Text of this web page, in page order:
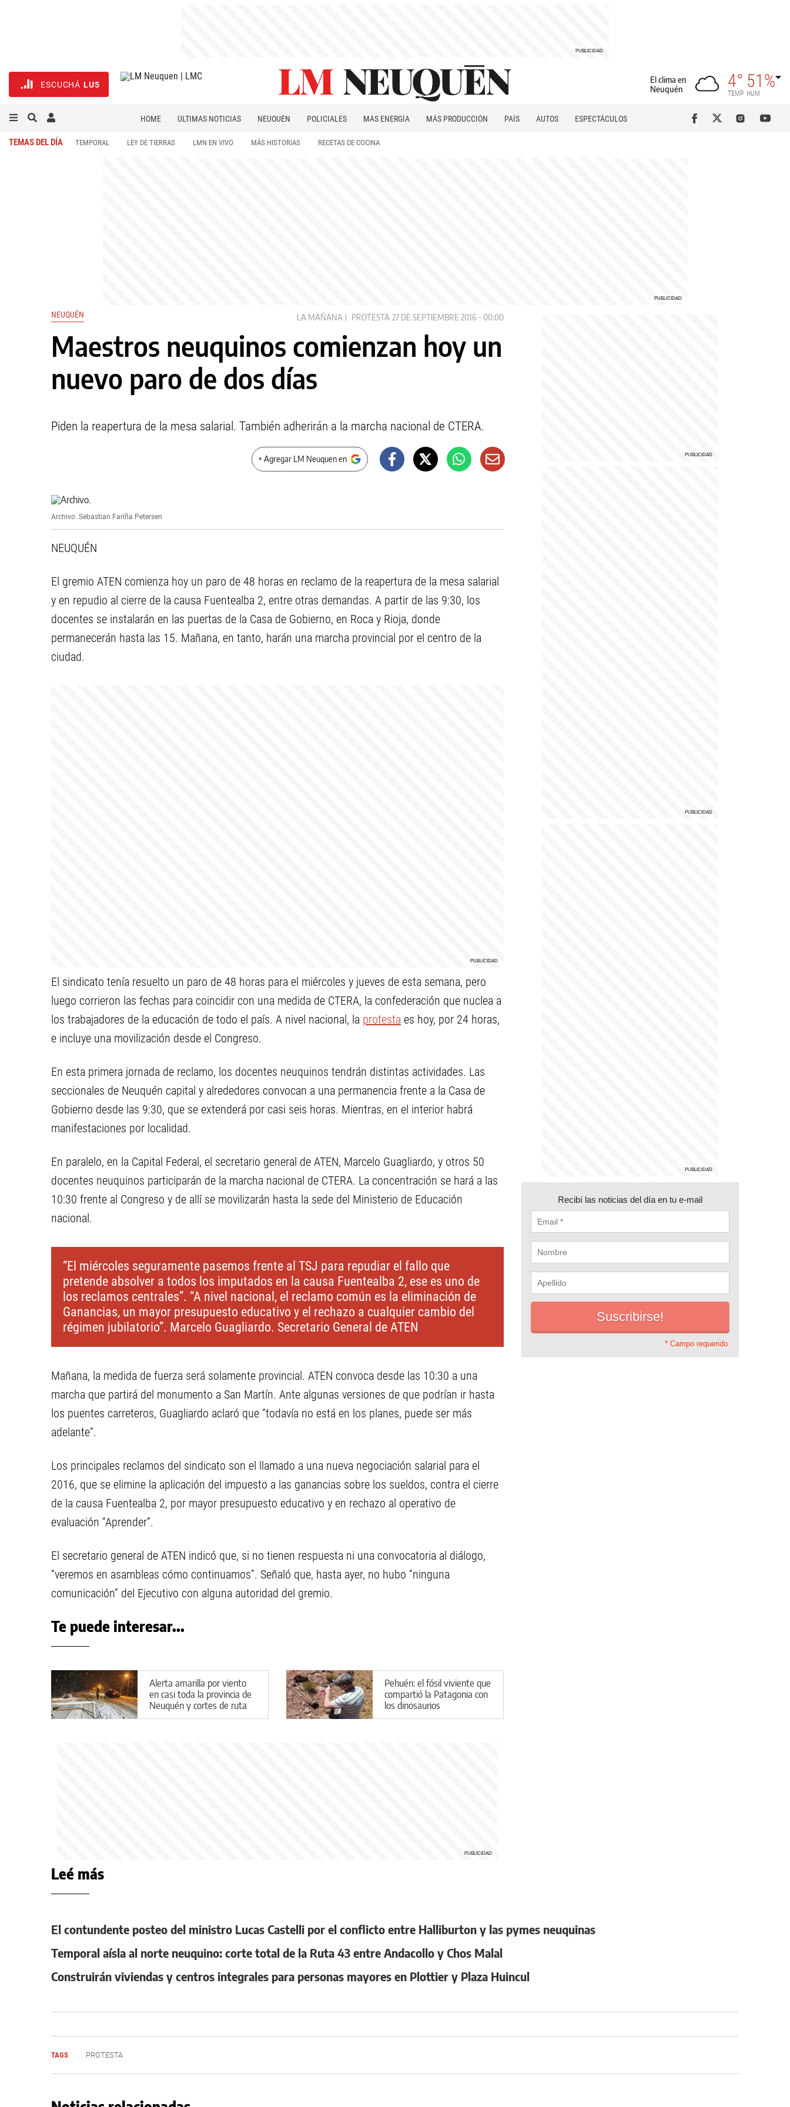
ESCUCHÁ LU5
El clima en
Neuquén
4°
TEMP
51%
HUM
HOME ÚLTIMAS NOTICIAS NEUQUÉN POLICIALES MÁS ENERGÍA MÁS PRODUCCIÓN PAÍS AUTOS
ESPECTÁCULOS
TEMAS DEL DÍA TEMPORAL LEY DE TIERRAS LMN EN VIVO MÁS HISTORIAS RECETAS DE COCINA
NEUQUÉN LA MAÑANA PROTESTA 27 DE SEPTIEMBRE 2016 - 00:00
Maestros neuquinos comienzan hoy un
nuevo paro de dos días
Piden la reapertura de la mesa salarial. También adherirán a la marcha nacional de CTERA.
+ Agregar LM Neuquen en
Archivo. Sebastian Fariña Petersen
NEUQUÉN
El gremio ATEN comienza hoy un paro de 48 horas en reclamo de la reapertura de la mesa salarial
y en repudio al cierre de la causa Fuentealba 2, entre otras demandas. A partir de las 9:30, los
docentes se instalarán en las puertas de la Casa de Gobierno, en Roca y Rioja, donde
permanecerán hasta las 15. Mañana, en tanto, harán una marcha provincial por el centro de la
ciudad.
El sindicato tenía resuelto un paro de 48 horas para el miércoles y jueves de esta semana, pero
luego corrieron las fechas para coincidir con una medida de CTERA, la confederación que nuclea a
los trabajadores de la educación de todo el país. A nivel nacional, la protesta es hoy, por 24 horas,
e incluye una movilización desde el Congreso.
En esta primera jornada de reclamo, los docentes neuquinos tendrán distintas actividades. Las
seccionales de Neuquén capital y alrededores convocan a una permanencia frente a la Casa de
Gobierno desde las 9:30, que se extenderá por casi seis horas. Mientras, en el interior habrá
manifestaciones por localidad.
En paralelo, en la Capital Federal, el secretario general de ATEN, Marcelo Guagliardo, y otros 50
docentes neuquinos participarán de la marcha nacional de CTERA. La concentración se hará a las
10:30 frente al Congreso y de allí se movilizarán hasta la sede del Ministerio de Educación
nacional.
“El miércoles seguramente pasemos frente al TSJ para repudiar el fallo que
pretende absolver a todos los imputados en la causa Fuentealba 2, ese es uno de
los reclamos centrales”. “A nivel nacional, el reclamo común es la eliminación de
Ganancias, un mayor presupuesto educativo y el rechazo a cualquier cambio del
régimen jubilatorio”. Marcelo Guagliardo. Secretario General de ATEN
Mañana, la medida de fuerza será solamente provincial. ATEN convoca desde las 10:30 a una
marcha que partirá del monumento a San Martín. Ante algunas versiones de que podrían ir hasta
los puentes carreteros, Guagliardo aclaró que “todavía no está en los planes, puede ser más
adelante”.
Los principales reclamos del sindicato son el llamado a una nueva negociación salarial para el
2016, que se elimine la aplicación del impuesto a las ganancias sobre los sueldos, contra el cierre
de la causa Fuentealba 2, por mayor presupuesto educativo y en rechazo al operativo de
evaluación “Aprender”.
El secretario general de ATEN indicó que, si no tienen respuesta ni una convocatoria al diálogo,
“veremos en asambleas cómo continuamos”. Señaló que, hasta ayer, no hubo “ninguna
comunicación” del Ejecutivo con alguna autoridad del gremio.
Te puede interesar...
Alerta amarilla por viento
en casi toda la provincia de
Neuquén y cortes de ruta
por el temporal
Pehuén: el fósil viviente que
compartió la Patagonia con
los dinosaurios
Recibí las noticias del día en tu e-mail
* Campo requerido
Leé más
El contundente posteo del ministro Lucas Castelli por el conflicto entre Halliburton y las pymes neuquinas
Temporal aísla al norte neuquino: corte total de la Ruta 43 entre Andacollo y Chos Malal
Construirán viviendas y centros integrales para personas mayores en Plottier y Plaza Huincul
TAGS PROTESTA